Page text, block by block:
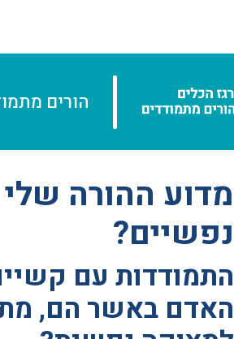
הורים
מדוע ההורה
נפשיים?
התמודדות עם
האדם באשר הם,